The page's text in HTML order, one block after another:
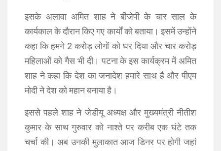
इसके अलावा अमित शाह ने बीजेपी के चार साल के
कार्यकाल के दौरान किए गए कार्यों को बताया। इसमें उन्होंने
कहा कि हमने 2 करोड़ लोगों को घर दिया और चार करोड़
महिलाओं को गैस भी दी। पटना के इस कार्यक्रम में अमित
शाह ने कहा कि देश का जनादेश हमारे साथ है और पीएम
मोदी ने देश को महान बनाया है।
इससे पहले शाह ने जेडीयू अध्यक्ष और मुख्यमंत्री नीतीश
कुमार के साथ गुरुवार को नाश्ते पर करीब एक घंटे तक
चर्चा की। अब उनकी मुलाकात आज डिनर पर होगी जहां